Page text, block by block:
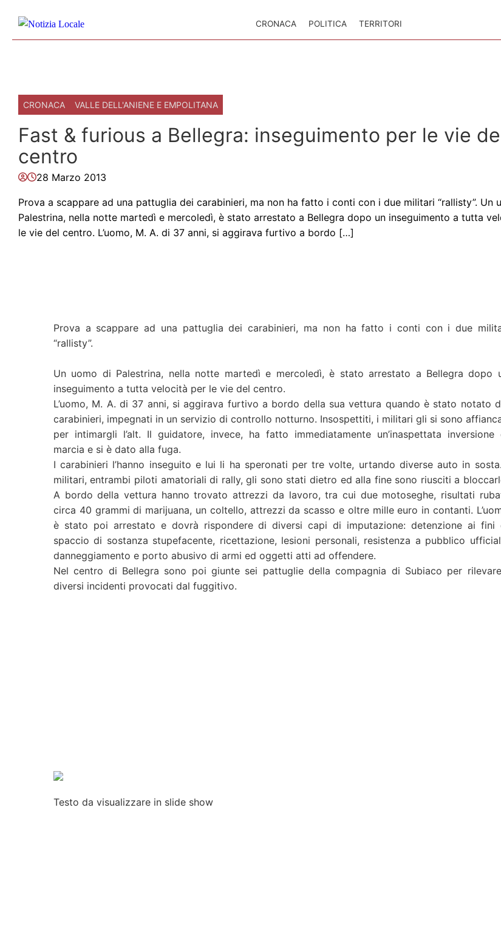
CRONACA POLITICA TERRITORI
CRONACA VALLE DELL'ANIENE E EMPOLITANA
Fast & furious a Bellegra: inseguimento per le vie
centro
28 Marzo 2013
Prova a scappare ad una pattuglia dei carabinieri, ma non ha fatto i conti con i due militari “rallisty”. Un
Palestrina, nella notte martedì e mercoledì, è stato arrestato a Bellegra dopo un inseguimento a tutta
le vie del centro. L’uomo, M. A. di 37 anni, si aggirava furtivo a bordo […]
Prova a scappare ad una pattuglia dei carabinieri, ma non ha fatto i conti con i due
“rallisty”.
Un uomo di Palestrina, nella notte martedì e mercoledì, è stato arrestato a Bellegra dopo
inseguimento a tutta velocità per le vie del centro.
L’uomo, M. A. di 37 anni, si aggirava furtivo a bordo della sua vettura quando è stato notato
carabinieri, impegnati in un servizio di controllo notturno. Insospettiti, i militari gli si sono
per intimargli l’alt. Il guidatore, invece, ha fatto immediatamente un’inaspettata inversione
marcia e si è dato alla fuga.
I carabinieri l’hanno inseguito e lui li ha speronati per tre volte, urtando diverse auto in
militari, entrambi piloti amatoriali di rally, gli sono stati dietro ed alla fine sono riusciti a
A bordo della vettura hanno trovato attrezzi da lavoro, tra cui due motoseghe, risultati
circa 40 grammi di marijuana, un coltello, attrezzi da scasso e oltre mille euro in contanti.
è stato poi arrestato e dovrà rispondere di diversi capi di imputazione: detenzione ai fini
spaccio di sostanza stupefacente, ricettazione, lesioni personali, resistenza a pubblico
danneggiamento e porto abusivo di armi ed oggetti atti ad offendere.
Nel centro di Bellegra sono poi giunte sei pattuglie della compagnia di Subiaco per
diversi incidenti provocati dal fuggitivo.
Testo da visualizzarein slide show